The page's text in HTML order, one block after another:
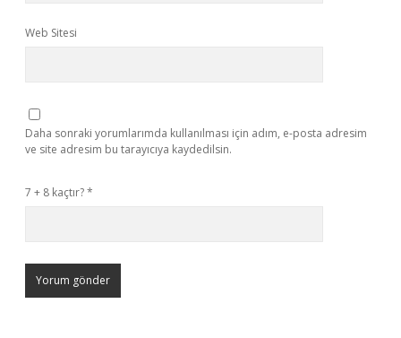
Web Sitesi
Daha sonraki yorumlarımda kullanılması için adım, e-posta adresim
ve site adresim bu tarayıcıya kaydedilsin.
7 + 8 kaçtır?*